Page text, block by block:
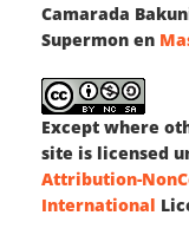
Camarada
Supermon en
Except where
site is licensed
Attribution-
International